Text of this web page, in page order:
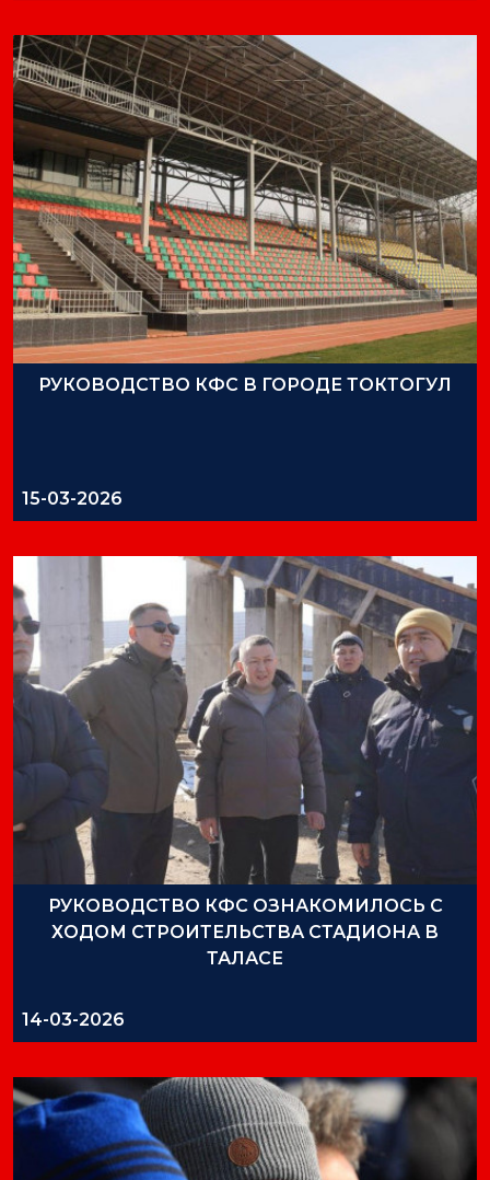
РУКОВОДСТВО КФС В ГОРОДЕ ТОКТОГУЛ
15-03-2026
РУКОВОДСТВО КФС ОЗНАКОМИЛОСЬ С
ХОДОМ СТРОИТЕЛЬСТВА СТАДИОНА В
ТАЛАСЕ
14-03-2026